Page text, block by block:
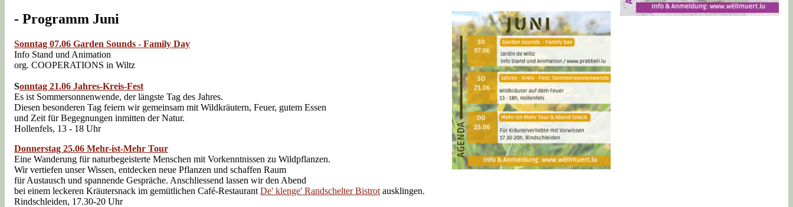
- Programm Juni
Sonntag 07.06 Garden Sounds - Family Day
Info Stand und Animation
org. COOPERATIONS in Wiltz
Sonntag 21.06 Jahres-Kreis-Fest
Es ist Sommersonnenwende, der längste Tag des Jahres.
Diesen besonderen Tag feiern wir gemeinsam mit Wildkräutern, Feuer, gutem Essen
und Zeit für Begegnungen inmitten der Natur.
Hollenfels, 13 - 18 Uhr
Donnerstag 25.06 Mehr-ist-Mehr Tour
Eine Wanderung für naturbegeisterte Menschen mit Vorkenntnissen zu Wildpflanzen.
Wir vertiefen unser Wissen, entdecken neue Pflanzen und schaffen Raum
für Austausch und spannende Gespräche. Anschliessend lassen wir den Abend
bei einem leckeren Kräutersnack im gemütlichen Café-Restaurant De' klenge' Randschelter Bistrot ausklingen.
Rindschleiden, 17.30-20 Uhr